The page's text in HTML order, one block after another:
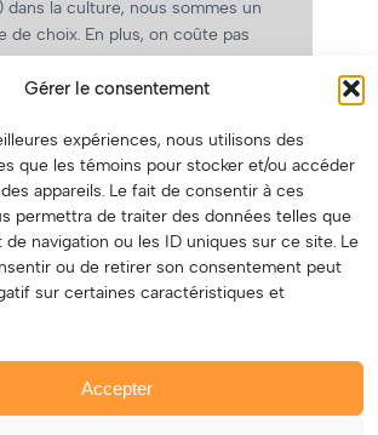
Gérer le consentement
expériences, nous utilisons des
que les témoins pour stocker et/ou accéder
appareils. Le fait de consentir à ces
permettra de traiter des données telles que
navigation ou les ID uniques sur ce site. Le
ou de retirer son consentement peut
sur certaines caractéristiques et
Accepter
dans la culture, nous sommes un
de choix. En plus, on coûte pas
une grille tarifaire intéressante et
avoir des tarifs spéciaux pour